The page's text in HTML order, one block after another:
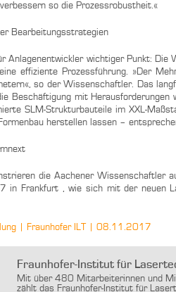
so die Prozessrobustheit.«
Bearbeitungsstrategien
Anlagenentwickler wichtiger Punkt:
effiziente Prozessführung. »Der
so der Wissenschaftler. Das
Beschäftigung mit Herausforderungen
SLM-Strukturbauteile im XXL-
herstellen lassen –
die Aachener Wissenschaftler
in Frankfurt , wie sich mit der neuen
| Fraunhofer ILT | 08.11.2017
Fraunhofer-Institut für
Mit über 480 Mitarbeiterinnen und
zählt das Fraunhofer-Institut für